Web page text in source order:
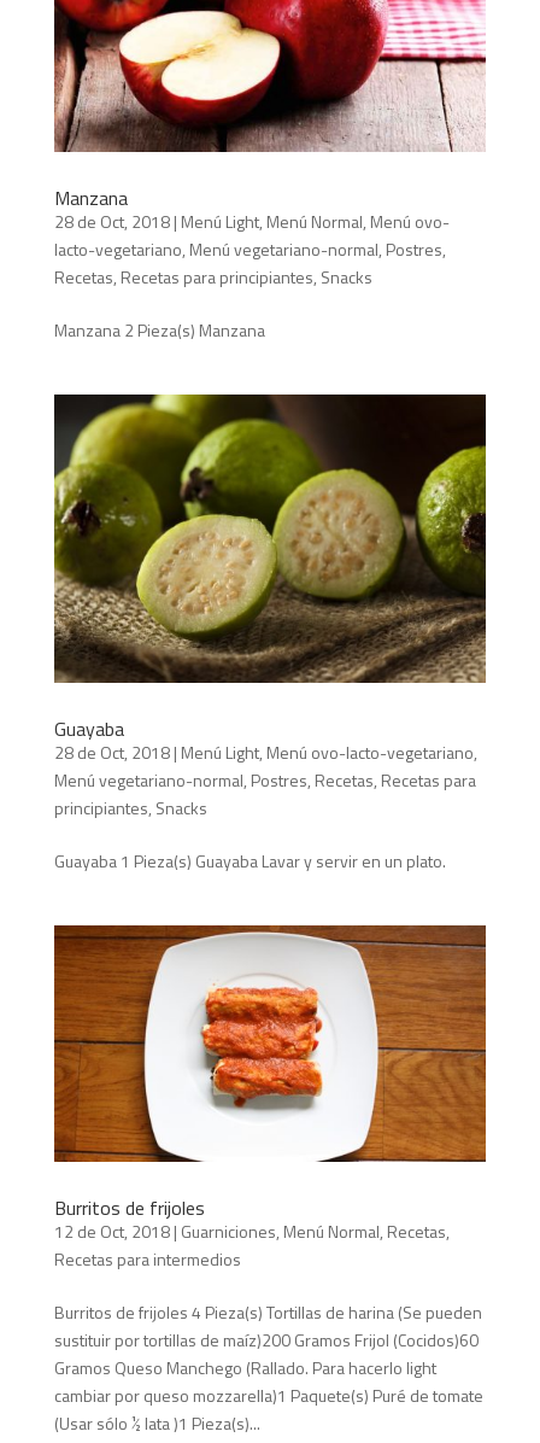
Manzana
28 de Oct, 2018| Menú Light, Menú Normal, Menú ovo-
lacto-vegetariano, Menú vegetariano-normal, Postres,
Recetas, Recetas para principiantes, Snacks
Manzana 2 Pieza(s) Manzana
Guayaba
28 de Oct, 2018| Menú Light, Menú ovo-lacto-vegetariano,
Menú vegetariano-normal, Postres, Recetas, Recetas para
principiantes, Snacks
Guayaba 1 Pieza(s) Guayaba Lavar y servir en un plato.
Burritos de frijoles
12 de Oct, 2018| Guarniciones, Menú Normal, Recetas,
Recetas para intermedios
Burritos de frijoles 4 Pieza(s) Tortillas de harina (Se pueden
sustituir por tortillas de maíz)200 Gramos Frijol (Cocidos)60
Gramos Queso Manchego (Rallado. Para hacerlo light
cambiar por queso mozzarella)1 Paquete(s) Puré de tomate
(Usar sólo ½ lata )1 Pieza(s)...